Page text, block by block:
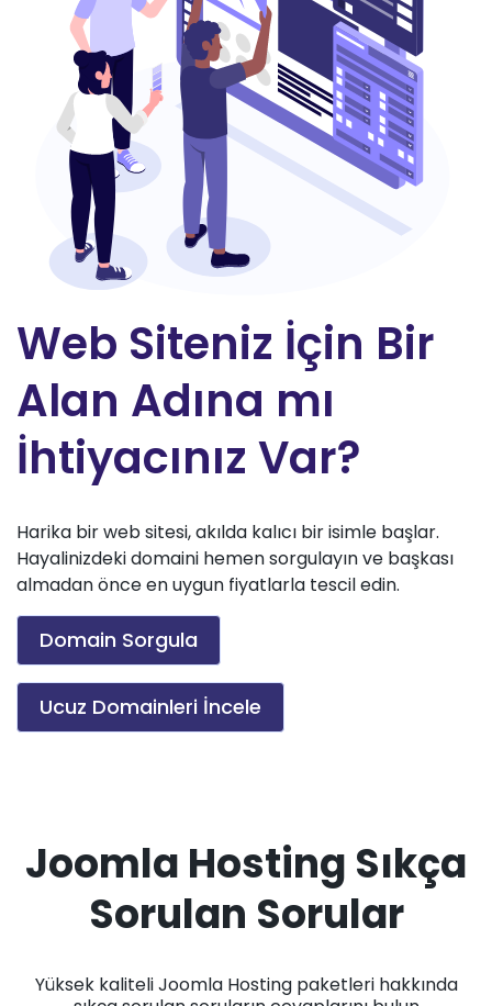
Web Siteniz İçin Bir
Alan Adına mı
İhtiyacınız Var?
Harika bir web sitesi, akılda kalıcı bir isimle başlar.
Hayalinizdeki domaini hemen sorgulayın ve başkası
almadan önce en uygun fiyatlarla tescil edin.
Domain Sorgula
Ucuz Domainleri İncele
Joomla Hosting Sıkça
Sorulan Sorular
Yüksek kaliteli Joomla Hosting paketleri hakkında